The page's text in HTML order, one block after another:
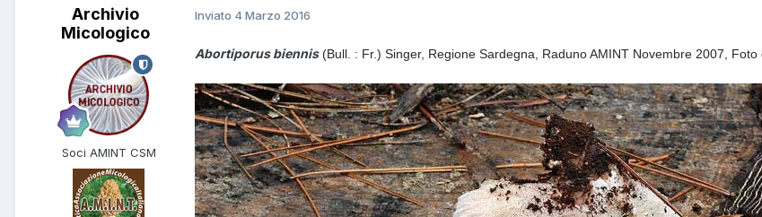
Archivio
Micologico
Soci AMINT CSM
Inviato 4 Marzo 2016
Abortiporus biennis(Bull. : Fr.) Singer, Regione Sardegna, Raduno AMINT Novembre 2007, Foto